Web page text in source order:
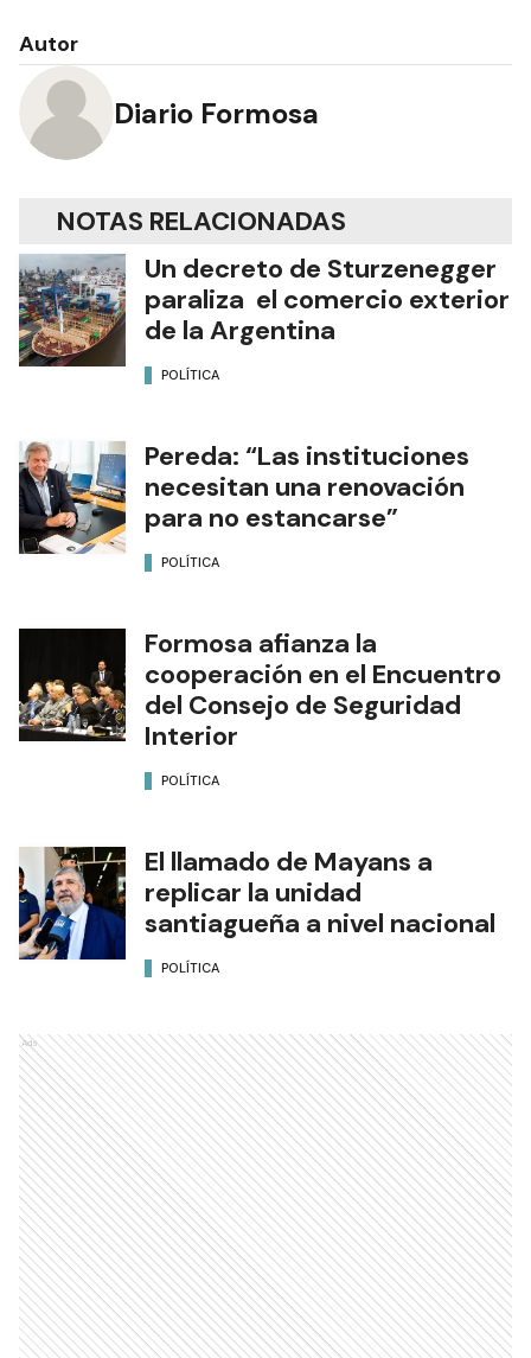
Autor
Diario Formosa
NOTAS RELACIONADAS
Un decreto de Sturzenegger
paraliza el comercio exterior
de la Argentina
POLÍTICA
Pereda: “Las instituciones
necesitan una renovación
para no estancarse”
POLÍTICA
Formosa afianza la
cooperación en el Encuentro
del Consejo de Seguridad
Interior
POLÍTICA
El llamado de Mayans a
replicar la unidad
santiagueña a nivel nacional
POLÍTICA
Ads